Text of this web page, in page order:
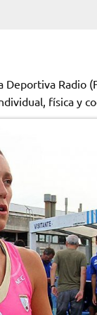
Radio
física y